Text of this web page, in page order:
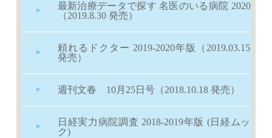
最新治療データで探す 名医のいる病院 2020
（2019.8.30 発売）
頼れるドクター 2019-2020年版（2019.03.15
発売）
週刊文春 10月25日号（2018.10.18 発売）
日経実力病院調査 2018-2019年版 (日経ムッ
ク)